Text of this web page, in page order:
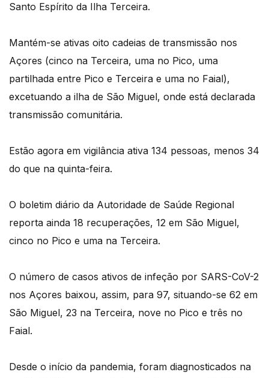
Santo Espírito da Ilha Terceira.
Mantém-se ativas oito cadeias de transmissão nos
Açores (cinco na Terceira, uma no Pico, uma
partilhada entre Pico e Terceira e uma no Faial),
excetuando a ilha de São Miguel, onde está declarada
transmissão comunitária.
Estão agora em vigilância ativa 134 pessoas, menos 34
do que na quinta-feira.
O boletim diário da Autoridade de Saúde Regional
reporta ainda 18 recuperações, 12 em São Miguel,
cinco no Pico e uma na Terceira.
O número de casos ativos de infeção por SARS-CoV-2
nos Açores baixou, assim, para 97, situando-se 62 em
São Miguel, 23 na Terceira, nove no Pico e três no
Faial.
Desde o início da pandemia, foram diagnosticados na